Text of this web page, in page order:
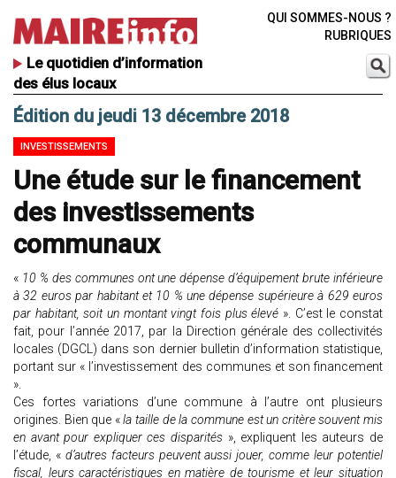
Le quotidien d’information
des élus locaux
QUI SOMMES-NOUS ?
RUBRIQUES
Édition du jeudi 13 décembre 2018
INVESTISSEMENTS
Une étude sur le financement
des investissements
communaux
« 10 % des communes ont une dépense d’équipement brute inférieure
à 32 euros par habitant et 10 % une dépense supérieure à 629 euros
par habitant, soit un montant vingt fois plus élevé ». C’est le constat
fait, pour l’année 2017, par la Direction générale des collectivités
locales (DGCL) dans son dernier bulletin d’information statistique,
portant sur « l’investissement des communes et son financement
».
Ces fortes variations d’une commune à l’autre ont plusieurs
origines. Bien que «la taille de la commune est un critère souvent mis
en avant pour expliquer ces disparités », expliquent les auteurs de
l’étude, « d’autres facteurs peuvent aussi jouer, comme leur potentiel
fiscal, leurs caractéristiques en matière de tourisme et leur situation